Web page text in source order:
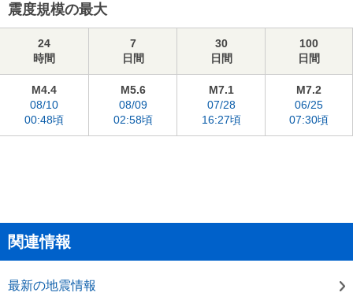
震度規模の最大
24
時間
7
日間
30
日間
100
日間
M4.4
08/10
00:48頃
M5.6
08/09
02:58頃
M7.1
07/28
16:27頃
M7.2
06/25
07:30頃
関連情報
最新の地震情報